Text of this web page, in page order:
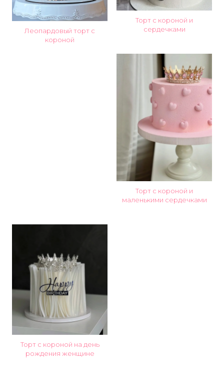
Леопардовый торт с
короной
Торт с короной и
сердечками
Торт с короной и
маленькими сердечками
Торт с короной на день
рождения женщине